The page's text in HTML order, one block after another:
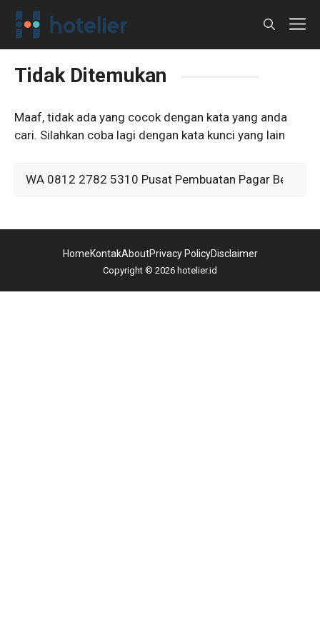
Langsung
Tidak Ditemukan
Maaf, tidak ada yang cocok dengan kata yang anda
cari. Silahkan coba lagi dengan kata kunci yang lain
untuk:
Copyright © 2026 hotelier.id
HomeKontakAboutPrivacy PolicyDisclaimer